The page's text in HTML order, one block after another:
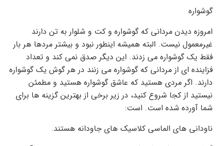
گوشواره
امروزه دیدن مردانی که گوشواره و کت و شلوار به تن دارند
غیرمعمول نیست. البته همیشه اینطور نبود و بیشتر مردها هر بار
فقط یک گوشواره می زدند. این دیگر صدق نمی کند و تعداد
فزاینده ای از مردانی که گوشواره می زنند در هر گوش یک گوشواره
دارند. اگر مردی هستید که عاشق گوشواره هستید و مطمئن
نیستید از کجا شروع کنید، در زیر برخی از بهترین گزینه ها برای
شما آورده شده است. است:
ناودانی های الماسی کلاسیک های جاودانه هستند.